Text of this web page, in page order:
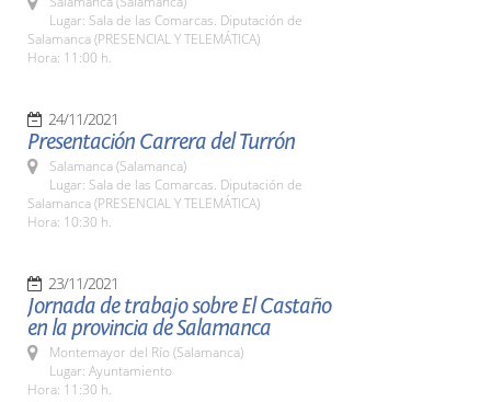
Lugar: Sala de las Comarcas. Diputación de
Salamanca (PRESENCIAL Y TELEMÁTICA)
Hora: 11:00 h.
24/11/2021
Presentación Carrera del Turrón
Salamanca (Salamanca)
Lugar: Sala de las Comarcas. Diputación de
Salamanca (PRESENCIAL Y TELEMÁTICA)
Hora: 10:30 h.
23/11/2021
Jornada de trabajo sobre El Castaño
en la provincia de Salamanca
Montemayor del Río (Salamanca)
Lugar: Ayuntamiento
Hora: 11:30 h.